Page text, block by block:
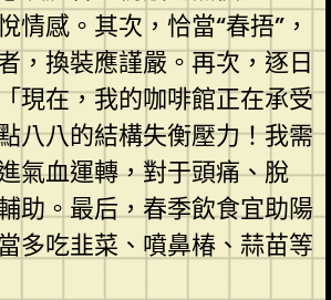
情感。其次，恰當“春捂”，
，換裝應謹嚴。再次，逐日
現在，我的咖啡館正在承受
八八的結構失衡壓力！我需
氣血運轉，對于頭痛、脫
助。最后，春季飲食宜助陽
多吃韭菜、噴鼻椿、蒜苗等